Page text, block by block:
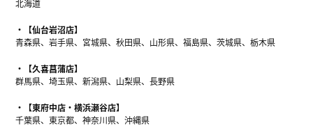
北海道
【仙台岩沼店】
青森県、岩手県、宮城県、秋田県、山形県、福島県、茨城県、栃木県
【久喜菖蒲店】
群馬県、埼玉県、新潟県、山梨県、長野県
【東府中店・横浜瀬谷店】
千葉県、東京都、神奈川県、沖縄県